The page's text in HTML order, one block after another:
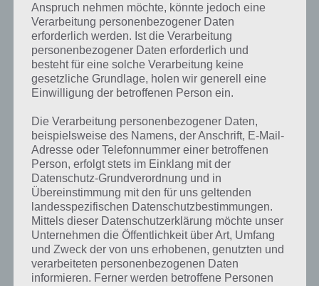
Kurze Begriffserklärung zur Lösung
Cricket
Cricket ist die Lösung für das tägliche Bonus Rätsel am 24.5.2020 in 4
Bilder 1 Wort, doch welche Bedeutung hat dieses eigentlich und was
gibt es dazu zu wissen? Passt das Wort auch zu Jamaika? Zu
Anspruch nehmen möchte, könnte jedoch eine
Verarbeitung personenbezogener Daten
erforderlich werden. Ist die Verarbeitung
personenbezogener Daten erforderlich und
besteht für eine solche Verarbeitung keine
gesetzliche Grundlage, holen wir generell eine
Einwilligung der betroffenen Person ein.
Die Verarbeitung personenbezogener Daten,
beispielsweise des Namens, der Anschrift, E-Mail-
Adresse oder Telefonnummer einer betroffenen
Person, erfolgt stets im Einklang mit der
Datenschutz-Grundverordnung und in
Übereinstimmung mit den für uns geltenden
landesspezifischen Datenschutzbestimmungen.
Mittels dieser Datenschutzerklärung möchte unser
Unternehmen die Öffentlichkeit über Art, Umfang
und Zweck der von uns erhobenen, genutzten und
verarbeiteten personenbezogenen Daten
informieren. Ferner werden betroffene Personen